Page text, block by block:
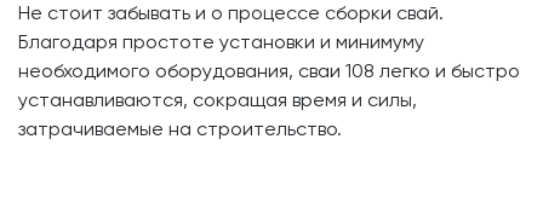
Не стоит забывать и о процессе сборки свай.
Благодаря простоте установки и минимуму
необходимого оборудования, сваи 108 легко и быстро
устанавливаются, сокращая время и силы,
затрачиваемые на строительство.